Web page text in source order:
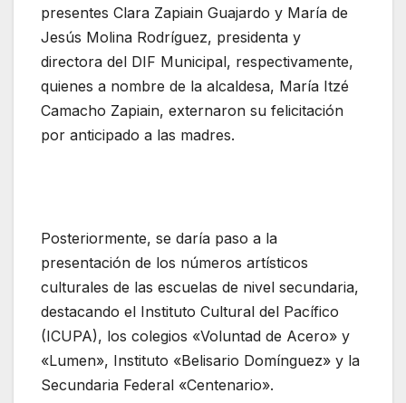
presentes Clara Zapiain Guajardo y María de
Jesús Molina Rodríguez, presidenta y
directora del DIF Municipal, respectivamente,
quienes a nombre de la alcaldesa, María Itzé
Camacho Zapiain, externaron su felicitación
por anticipado a las madres.
Posteriormente, se daría paso a la
presentación de los números artísticos
culturales de las escuelas de nivel secundaria,
destacando el Instituto Cultural del Pacífico
(ICUPA), los colegios «Voluntad de Acero» y
«Lumen», Instituto «Belisario Domínguez» y la
Secundaria Federal «Centenario».